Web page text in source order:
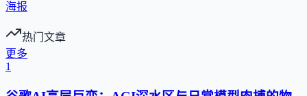
海报
热门文章
更多
1